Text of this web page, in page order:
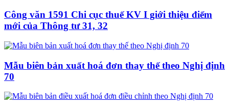
Công văn 1591 Chi cục thuế KV I giới thiệu điểm
mới của Thông tư 31, 32
Mẫu biên bản xuất hoá đơn thay thế theo Nghị định
70